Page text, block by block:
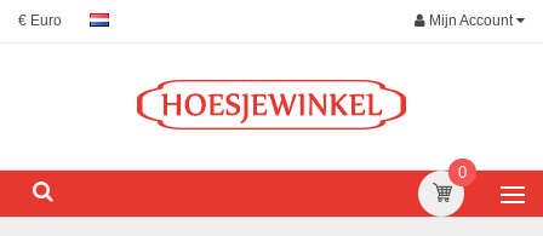
€ Euro Mijn Account
0